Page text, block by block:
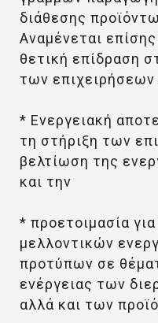
διάθεσης
Αναμένεται επίσης
θετική επίδραση
των
* Ενεργειακή
τη στήριξη των
βελτίωση της
και την
* προετοιμασία
μελλοντικών
προτύπων σε
ενέργειας των
αλλά και των